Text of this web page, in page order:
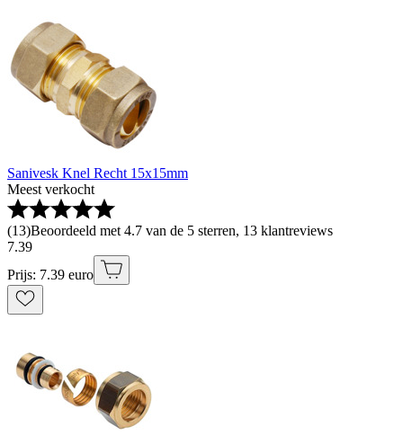
Sanivesk Knel Recht 15x15mm
Meest verkocht
(13)Beoordeeld met 4.7 van de 5 sterren, 13 klantreviews
7.39
Prijs: 7.39 euro